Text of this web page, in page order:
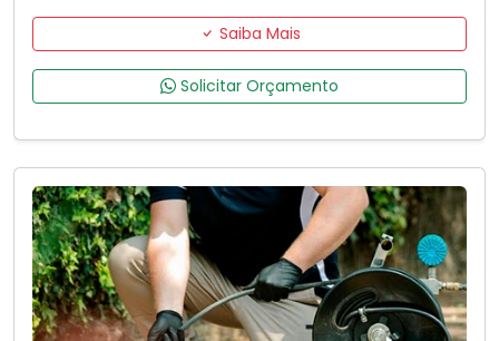
Saiba Mais
Solicitar Orçamento